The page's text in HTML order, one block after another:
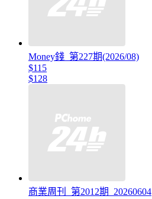
Money錢_第227期(2026/08)
$115
$128
商業周刊_第2012期_20260604